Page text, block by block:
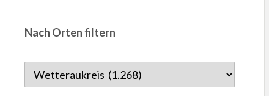
Nach Orten filtern